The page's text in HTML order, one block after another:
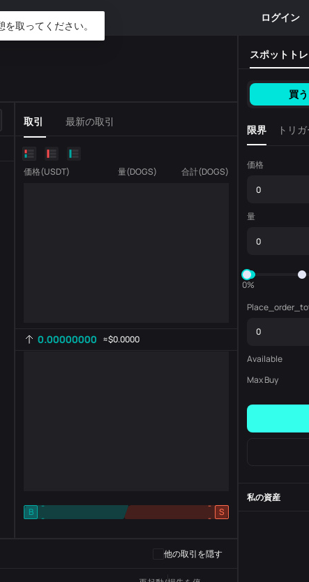
ログイン
取引 最新の取引
価格(USDT) 量(DOGS) 合計(DOGS)
0.00000000 ≈$0.0000
B
-
-
S
-
-
他の取引を隠す
スポットト
買う
限界 トリ
価格
量
0%
Available
Max Buy
私の資産
取ってください。